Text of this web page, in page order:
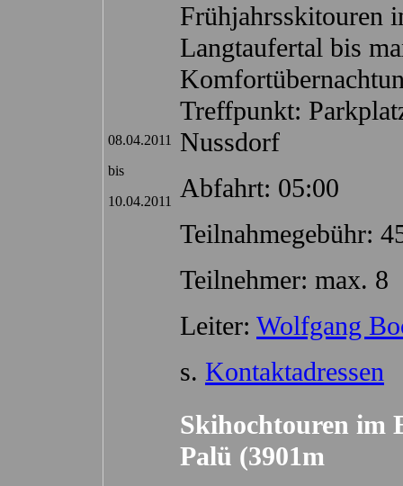
08.04.2011
bis
10.04.2011
Frühjahrsskitouren
Langtaufertal bis
Treffpunkt:
Nussdorf
Abfahrt: 05:00
Teilnahmegebühr:
Teilnehmer: max. 8
Leiter: Wolfgang
s. Kontaktadressen
Skihochtouren im
Palü (3901m